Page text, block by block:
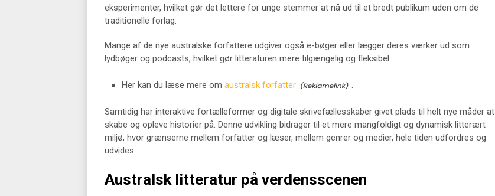
eksperimenter, hvilket gør det lettere for unge stemmer at nå ud til et bredt publikum uden om de
traditionelle forlag.
Mange af de nye australske forfattere udgiver også e-bøger eller lægger deres værker ud som
lydbøger og podcasts, hvilket gør litteraturen mere tilgængelig og fleksibel.
Her kan du læse mere om australsk forfatter
Samtidig har interaktive fortælleformer og digitale skrivefællesskaber givet plads til helt nye måder at
skabe og opleve historier på. Denne udvikling bidrager til et mere mangfoldigt og dynamisk litterært
miljø, hvor grænserne mellem forfatter og læser, mellem genrer og medier, hele tiden udfordres og
udvides.
Australsk litteratur på verdensscenen